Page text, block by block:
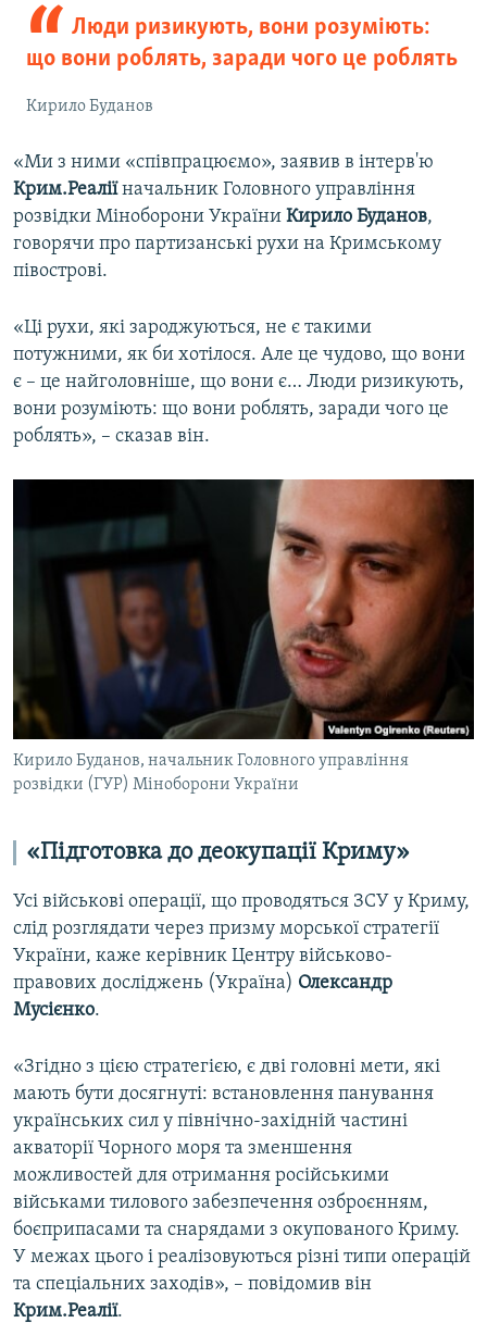
Люди ризикують, вони розуміють:
що вони роблять, заради чого це роблять
Кирило Буданов
«Ми з ними «співпрацюємо», заявив в інтерв'ю
Крим.Реаліїначальник Головного управління
розвідки Міноборони України Кирило Буданов,
говорячи про партизанські рухи на Кримському
півострові.
«Ці рухи, які зароджуються, не є такими
потужними, як би хотілося. Але це чудово, що вони
є – це найголовніше, що вони є… Люди ризикують,
вони розуміють: що вони роблять, заради чого це
роблять», – сказав він.
Кирило Буданов, начальник Головного управління
розвідки (ГУР) Міноборони України
«Підготовка до деокупації Криму»
Усі військові операції, що проводяться ЗСУ у Криму,
слід розглядати через призму морської стратегії
України, каже керівник Центру військово-
правових досліджень (Україна) Олександр
Мусієнко.
«Згідно з цією стратегією, є дві головні мети, які
мають бути досягнуті: встановлення панування
українських сил у північно-західній частині
акваторії Чорного моря та зменшення
можливостей для отримання російськими
військами тилового забезпечення озброєнням,
боєприпасами та снарядами з окупованого Криму.
У межах цього і реалізовуються різні типи операцій
та спеціальних заходів», – повідомив він
Крим.Реалії.